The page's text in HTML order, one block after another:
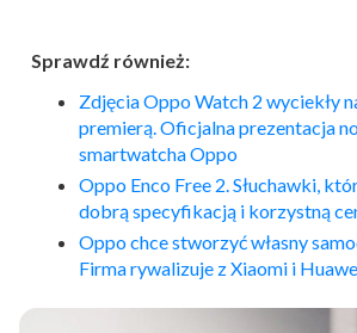
Sprawdź również:
Zdjęcia Oppo Watch 2 wyciekły
premierą. Oficjalna prezentacja
smartwatcha Oppo
Oppo Enco Free 2. Słuchawki,
dobrą specyfikacją i korzystną
Oppo chce stworzyć własny
Firma rywalizuje z Xiaomi i